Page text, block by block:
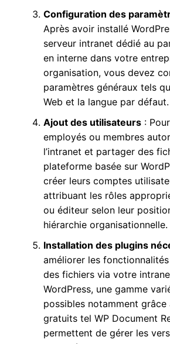
Configuration des
Après avoir installé
serveur intranet dédié au
en interne dans votre
organisation, vous devez
paramètres généraux tels
Web et la langue par défaut.
Ajout des utilisateurs:
employés ou membres
l’intranet et partager des
plateforme basée sur
créer leurs comptes
attribuant les rôles
ou éditeur selon leur
hiérarchie organisationnelle.
Installation des plugins
améliorer les
des fichiers via votre
WordPress, une gamme
possibles notamment grâce
gratuits tel WP Document
permettent de gérer les